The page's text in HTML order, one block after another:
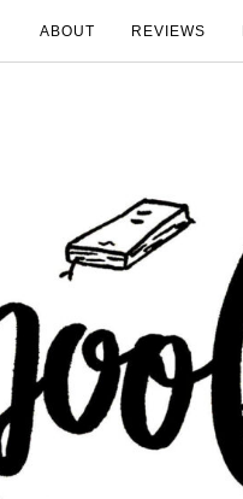
ABOUT REVIEWS